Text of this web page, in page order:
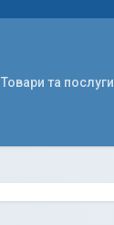
Товари та послуги